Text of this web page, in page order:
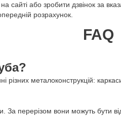
сайті або зробити дзвінок за
розрахунок.
FAQ
різних металоконструкцій:
За перерізом вони можуть